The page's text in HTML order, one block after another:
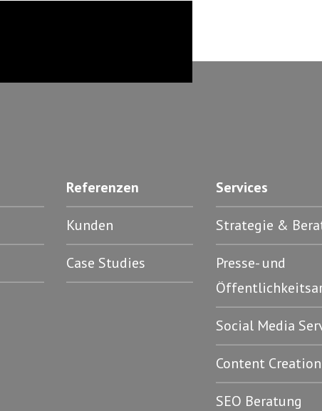
Referenzen
Kunden
Case Studies
Services
Strategie &
Presse- und
Social Media
Content Creation
SEO Beratung